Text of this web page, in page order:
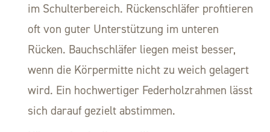
im Schulterbereich. Rückenschläfer profitieren
oft von guter Unterstützung im unteren
Rücken. Bauchschläfer liegen meist besser,
wenn die Körpermitte nicht zu weich gelagert
wird. Ein hochwertiger Federholzrahmen lässt
sich darauf gezielt abstimmen.